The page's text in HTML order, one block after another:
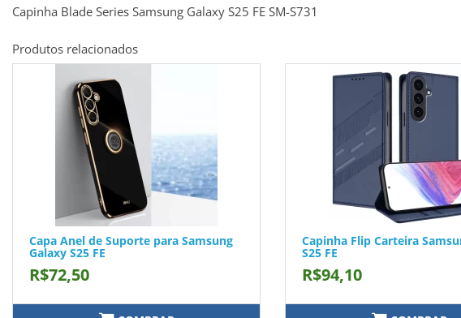
Capinha Blade Series Samsung Galaxy S25 FE SM-S731
Produtos relacionados
Capa Anel de Suporte para Samsung
Galaxy S25 FE
R$72,50
Capinha Flip Carteira
S25 FE
R$94,10